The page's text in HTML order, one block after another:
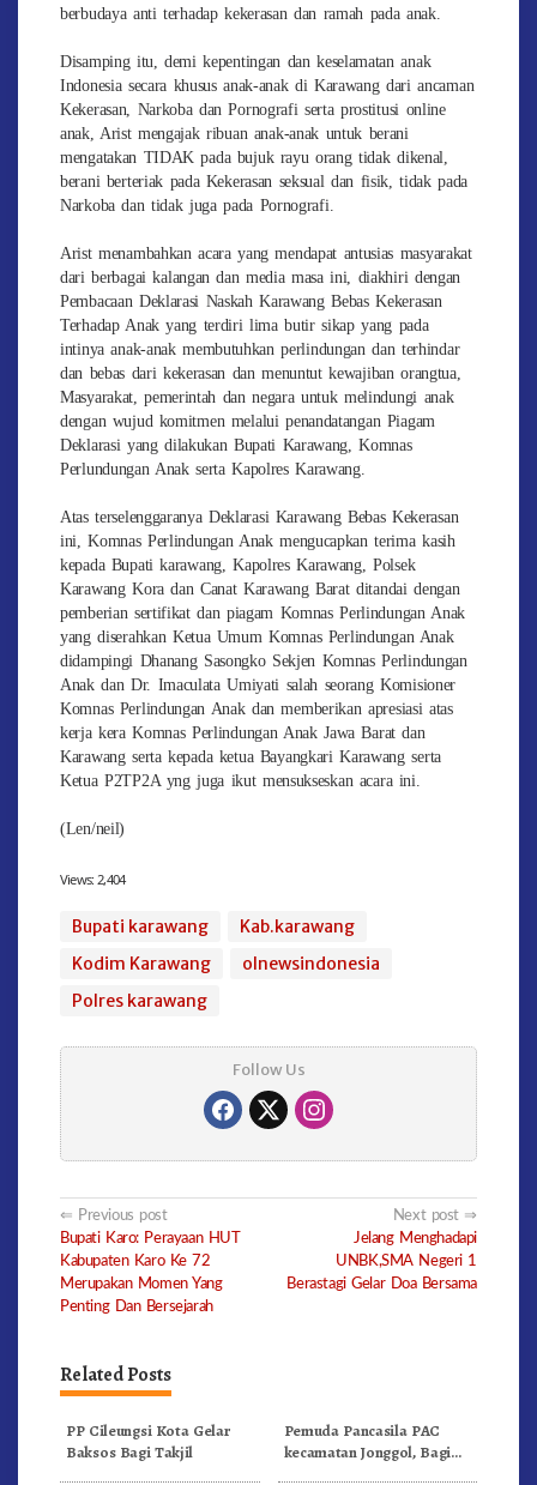
berbudaya anti terhadap kekerasan dan ramah pada anak.
Disamping itu, demi kepentingan dan keselamatan anak
Indonesia secara khusus anak-anak di Karawang dari ancaman
Kekerasan, Narkoba dan Pornografi serta prostitusi online
anak, Arist mengajak ribuan anak-anak untuk berani
mengatakan TIDAK pada bujuk rayu orang tidak dikenal,
berani berteriak pada Kekerasan seksual dan fisik, tidak pada
Narkoba dan tidak juga pada Pornografi.
Arist menambahkan acara yang mendapat antusias masyarakat
dari berbagai kalangan dan media masa ini, diakhiri dengan
Pembacaan Deklarasi Naskah Karawang Bebas Kekerasan
Terhadap Anak yang terdiri lima butir sikap yang pada
intinya anak-anak membutuhkan perlindungan dan terhindar
dan bebas dari kekerasan dan menuntut kewajiban orangtua,
Masyarakat, pemerintah dan negara untuk melindungi anak
dengan wujud komitmen melalui penandatangan Piagam
Deklarasi yang dilakukan Bupati Karawang, Komnas
Perlundungan Anak serta Kapolres Karawang.
Atas terselenggaranya Deklarasi Karawang Bebas Kekerasan
ini, Komnas Perlindungan Anak mengucapkan terima kasih
kepada Bupati karawang, Kapolres Karawang, Polsek
Karawang Kora dan Canat Karawang Barat ditandai dengan
pemberian sertifikat dan piagam Komnas Perlindungan Anak
yang diserahkan Ketua Umum Komnas Perlindungan Anak
didampingi Dhanang Sasongko Sekjen Komnas Perlindungan
Anak dan Dr. Imaculata Umiyati salah seorang Komisioner
Komnas Perlindungan Anak dan memberikan apresiasi atas
kerja kera Komnas Perlindungan Anak Jawa Barat dan
Karawang serta kepada ketua Bayangkari Karawang serta
Ketua P2TP2A yng juga ikut mensukseskan acara ini.
(Len/neil)
Views: 2,404
Bupati karawang
Kab.karawang
Kodim Karawang
olnewsindonesia
Polres karawang
Follow Us
Post
navigation
Previous post
Bupati Karo: Perayaan HUT
Kabupaten Karo Ke 72
Merupakan Momen Yang
Penting Dan Bersejarah
Next post
Jelang Menghadapi
UNBK,SMA Negeri 1
Berastagi Gelar Doa Bersama
Related Posts
PP Cileungsi Kota Gelar
Baksos Bagi Takjil
Pemuda Pancasila PAC
kecamatan Jonggol, Bagi